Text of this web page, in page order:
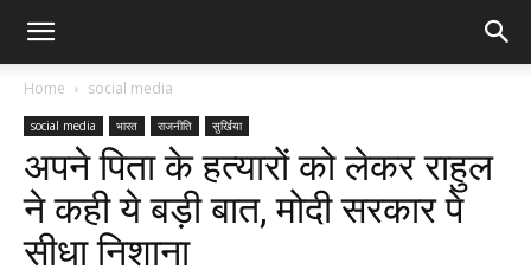
Home social media
social media भारत राजनीति सुर्खिया
अपने पिता के हत्यारों को लेकर राहुल
ने कही ये बड़ी बात, मोदी सरकार पे
सीधा निशाना